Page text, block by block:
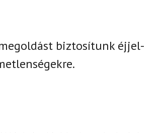
biztosítunkéjjel-